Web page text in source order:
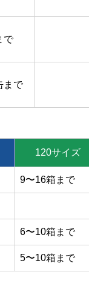
で
まで
120サイズ
9〜16箱まで
6〜10箱まで
5〜10箱まで